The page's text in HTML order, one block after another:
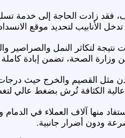
زادت الحاجة إلى خدمة
الأنابيب لتحديد موقع
لتكاثر النمل والصراصير
وزارة الصحة، تضمن إبادة
القصيم والخرج حيث درجات
الكثافة تُرش بضغط عالي
منها آلاف العملاء في الدمام
ودون أضرار جانبية.